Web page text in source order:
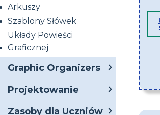
Arkuszy
Szablony Słówek
Układy Powieści
Graficznej
Graphic Organizers
Projektowanie
Zasoby dla Uczniów